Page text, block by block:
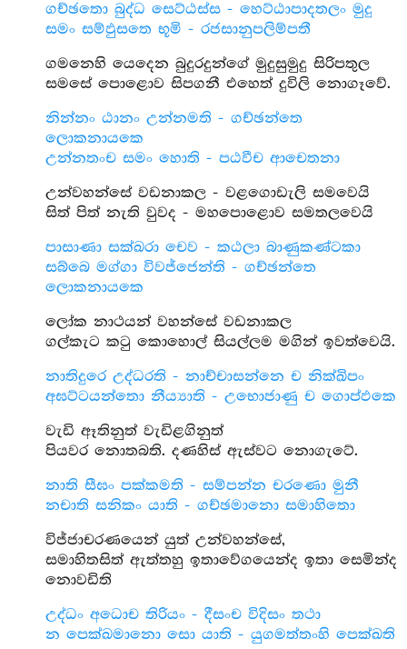
ගච්ඡතො බුද්ධ සෙට්ඨස්ස - හෙට්ඨාපාදතලං මුදු
සමං සම්ඵුසතෙ භූමි - රජසානුපලිම්පතී
ගමනෙහි යෙදෙන බුදුරදුන්ගේ මුදුසුමුදු සිරිපතුල
සමසේ පොළොව සිපගනී එහෙත් දුවිලි නොගෑවේ.
නින්නං ඨානං උන්නමති - ගච්ඡන්තෙ
ලොකනායකෙ
උන්නතංච සමං හොති - පඨවීච ආචෙතනා
උන්වහන්සේ වඩනාකල - වළගොඩැලි සමවෙයි
සිත් පිත් නැති වුවද - මහපොළොව සමතලවෙයි
පාසාණා සක්ඛරා චෙව - කඨලා බාණුකණ්ටකා
සබ්බෙ මග්ගා විවජ්ජෙන්ති - ගච්ඡන්තෙ
ලොකනායකෙ
ලෝක නාථයන් වහන්සේ වඩනාකල
ගල්කැට කටු කොහොල් සියල්ලම මගින් ඉවත්වෙයි.
නාතිදුරෙ උද්ධරති - නාච්චාසන්නෙ ච නික්ඛිපං
අඝට්ටයන්තො නීය්‍යාති - උභොජාණු ච ගොප්ඵකෙ
වැඩි ඈතිනුත් වැඩිළගිනුත්
පියවර නොතබති. දණහිස් ඇස්වට නොගැටේ.
නාති සීඝං පක්කමති - සම්පන්න චරණො මුනී
නචාති සනිකං යාති - ගච්ඡමානො සමාහිතො
විජ්ජාචරණයෙන් යුත් උන්වහන්සේ,
සමාහිතසිත් ඇත්තහු ඉතාවේගයෙන්ද ඉතා සෙමින්ද
නොවඩිති
උද්ධං අධොච තිරියං - දීසංච විදිසං තථා
න පෙක්ඛමානො සො යාති - යුගමත්තංහි පෙක්ඛති